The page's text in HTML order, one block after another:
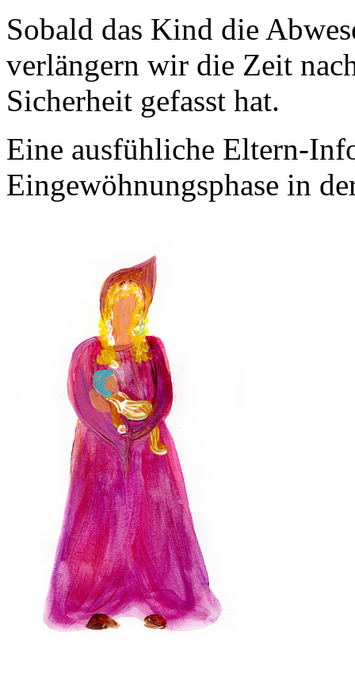
Sobald das Kind die
verlängern wir die Zeit
Sicherheit gefasst hat.
Eine ausfühliche Eltern-
Eingewöhnungsphase in